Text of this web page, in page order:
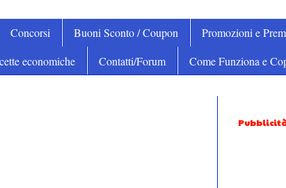
Concorsi Buoni Sconto / Coupon Promozioni e
economiche Contatti/Forum Come Funziona e